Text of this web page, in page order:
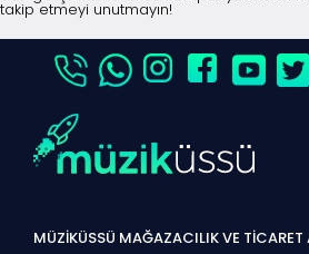
takip etmeyi unutmayın!
MÜZİKÜSSÜ MAĞAZACILIK VE TİCARET